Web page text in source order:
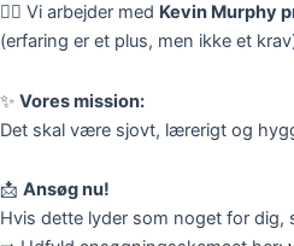
💇‍♂️ Vi arbejder med Kevin Murphy
(erfaring er et plus, men ikke et
✨ Vores mission:
Det skal være sjovt, lærerigt og
📩 Ansøg nu!
Hvis dette lyder som noget for dig,